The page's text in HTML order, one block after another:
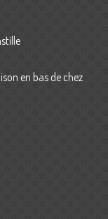
en bas de chez